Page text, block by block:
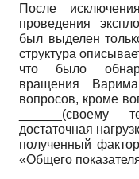
После
проведения
был выделен
структура
что было
вращения
вопросов, кроме
______(своему
достаточная
полученный
«Общего